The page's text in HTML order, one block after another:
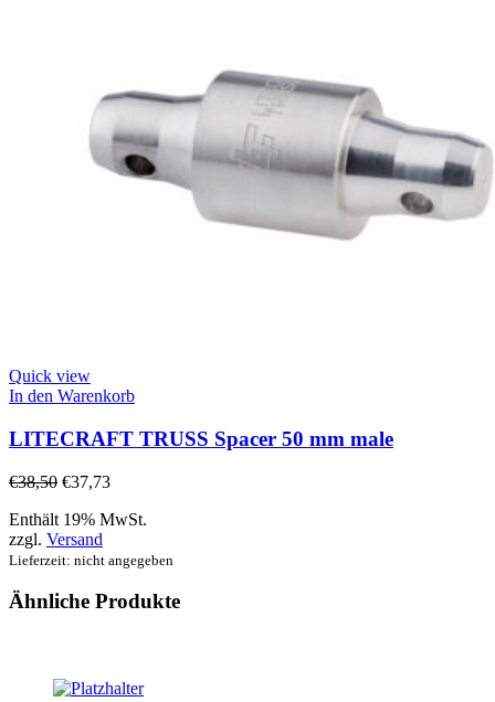
Quick view
In den Warenkorb
LITECRAFT TRUSS Spacer 50 mm male
€38,50 €37,73
Enthält 19% MwSt.
zzgl. Versand
Lieferzeit: nicht angegeben
Ähnliche Produkte